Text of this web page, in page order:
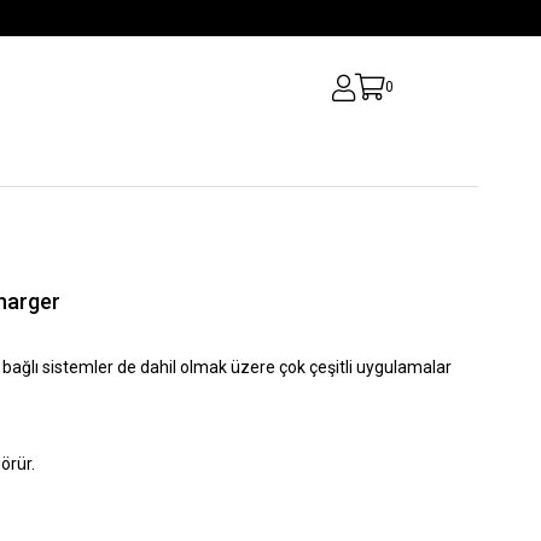
0
sistemler de dahil olmak üzere çok çeşitli uygulamalar